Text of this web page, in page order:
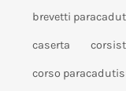
brevetti
caserta
corso